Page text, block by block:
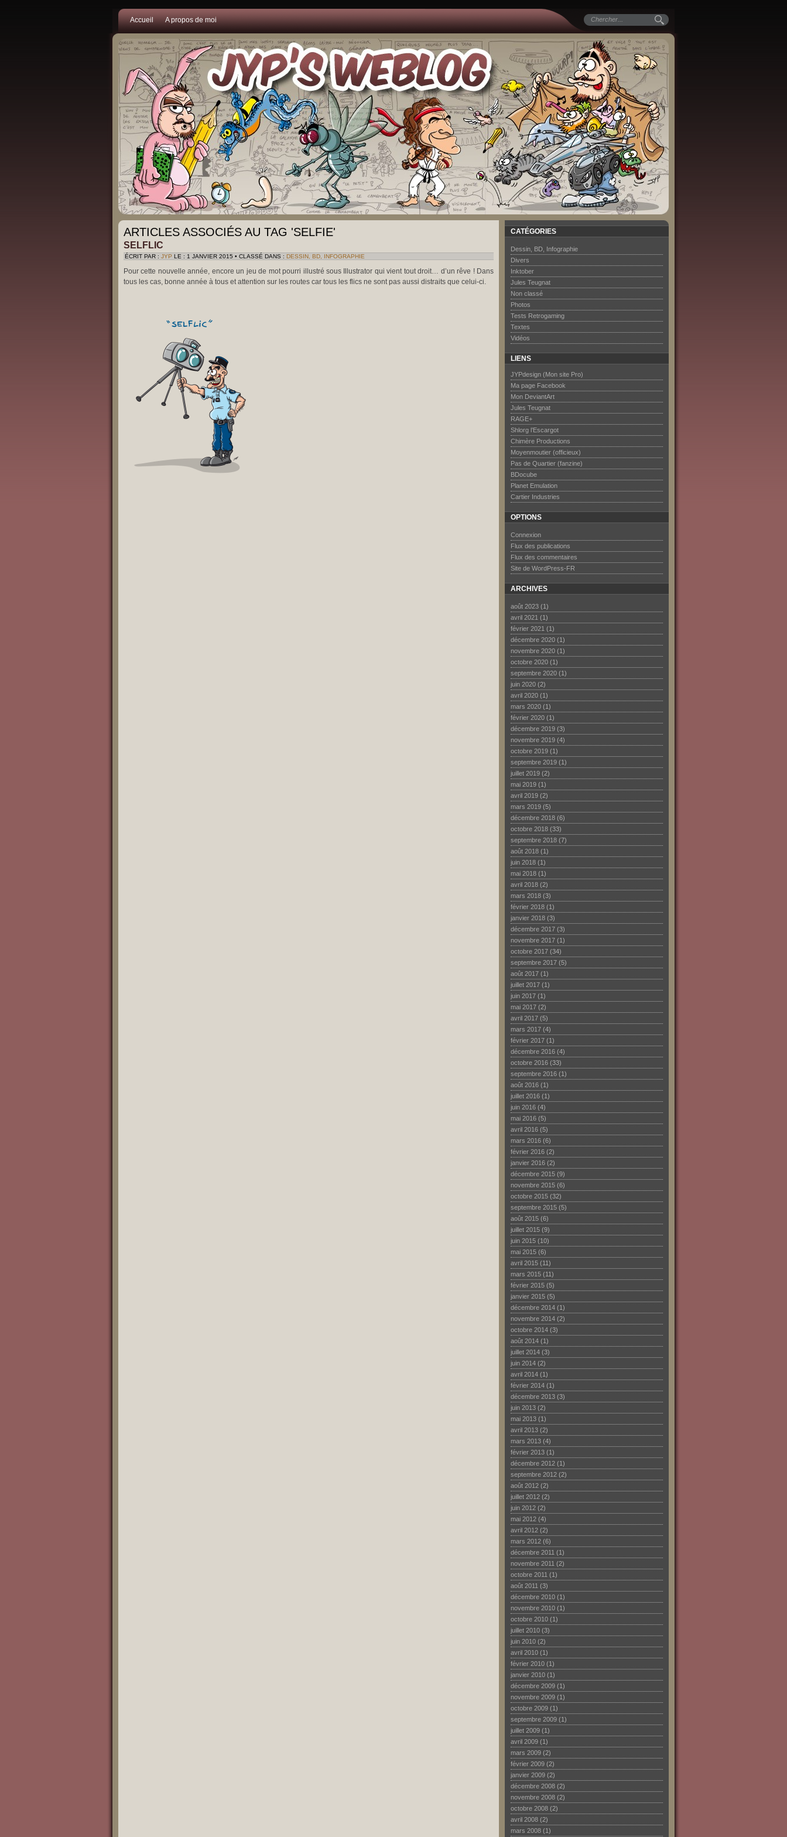
Accueil A propos de moi
ARTICLES ASSOCIÉS AU TAG 'SELFIE'
SELFLIC
ÉCRIT PAR : JYP LE : 1 JANVIER 2015 • CLASSÉ DANS : DESSIN, BD, INFOGRAPHIE
Pour cette nouvelle année, encore un jeu de mot pourri illustré sous Illustrator qui vient tout droit… d’un rêve ! Dans
tous les cas, bonne année à tous et attention sur les routes car tous les flics ne sont pas aussi distraits que celui-ci.
CATÉGORIES
Dessin, BD, Infographie
Divers
Inktober
Jules Teugnat
Non classé
Photos
Tests Retrogaming
Textes
Vidéos
LIENS
JYPdesign (Mon site Pro)
Ma page Facebook
Mon DeviantArt
Jules Teugnat
RAGE+
Shlorg l’Escargot
Chimère Productions
Moyenmoutier (officieux)
Pas de Quartier (fanzine)
BDocube
Planet Emulation
Cartier Industries
OPTIONS
Connexion
Flux des publications
Flux des commentaires
Site de WordPress-FR
ARCHIVES
août 2023 (1)
avril 2021 (1)
février 2021 (1)
décembre 2020 (1)
novembre 2020 (1)
octobre 2020 (1)
septembre 2020 (1)
juin 2020 (2)
avril 2020 (1)
mars 2020 (1)
février 2020 (1)
décembre 2019 (3)
novembre 2019 (4)
octobre 2019 (1)
septembre 2019 (1)
juillet 2019 (2)
mai 2019 (1)
avril 2019 (2)
mars 2019 (5)
décembre 2018 (6)
octobre 2018 (33)
septembre 2018 (7)
août 2018 (1)
juin 2018 (1)
mai 2018 (1)
avril 2018 (2)
mars 2018 (3)
février 2018 (1)
janvier 2018 (3)
décembre 2017 (3)
novembre 2017 (1)
octobre 2017 (34)
septembre 2017 (5)
août 2017 (1)
juillet 2017 (1)
juin 2017 (1)
mai 2017 (2)
avril 2017 (5)
mars 2017 (4)
février 2017 (1)
décembre 2016 (4)
octobre 2016 (33)
septembre 2016 (1)
août 2016 (1)
juillet 2016 (1)
juin 2016 (4)
mai 2016 (5)
avril 2016 (5)
mars 2016 (6)
février 2016 (2)
janvier 2016 (2)
décembre 2015 (9)
novembre 2015 (6)
octobre 2015 (32)
septembre 2015 (5)
août 2015 (6)
juillet 2015 (9)
juin 2015 (10)
mai 2015 (6)
avril 2015 (11)
mars 2015 (11)
février 2015 (5)
janvier 2015 (5)
décembre 2014 (1)
novembre 2014 (2)
octobre 2014 (3)
août 2014 (1)
juillet 2014 (3)
juin 2014 (2)
avril 2014 (1)
février 2014 (1)
décembre 2013 (3)
juin 2013 (2)
mai 2013 (1)
avril 2013 (2)
mars 2013 (4)
février 2013 (1)
décembre 2012 (1)
septembre 2012 (2)
août 2012 (2)
juillet 2012 (2)
juin 2012 (2)
mai 2012 (4)
avril 2012 (2)
mars 2012 (6)
décembre 2011 (1)
novembre 2011 (2)
octobre 2011 (1)
août 2011 (3)
décembre 2010 (1)
novembre 2010 (1)
octobre 2010 (1)
juillet 2010 (3)
juin 2010 (2)
avril 2010 (1)
février 2010 (1)
janvier 2010 (1)
décembre 2009 (1)
novembre 2009 (1)
octobre 2009 (1)
septembre 2009 (1)
juillet 2009 (1)
avril 2009 (1)
mars 2009 (2)
février 2009 (2)
janvier 2009 (2)
décembre 2008 (2)
novembre 2008 (2)
octobre 2008 (2)
avril 2008 (2)
mars 2008 (1)